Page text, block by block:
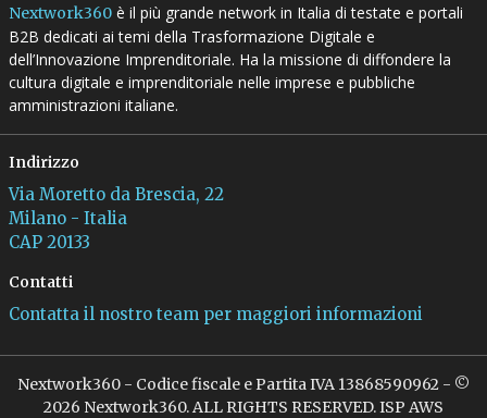
Nextwork360è il più grande network in Italia di testate e portali
B2B dedicati ai temi della Trasformazione Digitale e
dell’Innovazione Imprenditoriale. Ha la missione di diffondere la
cultura digitale e imprenditoriale nelle imprese e pubbliche
amministrazioni italiane.
Indirizzo
Via Moretto da Brescia, 22
Milano - Italia
CAP 20133
Contatti
Contatta il nostro team per maggiori informazioni
Nextwork360 - Codice fiscale e Partita IVA 13868590962 - ©
2026 Nextwork360. ALL RIGHTS RESERVED. ISP AWS